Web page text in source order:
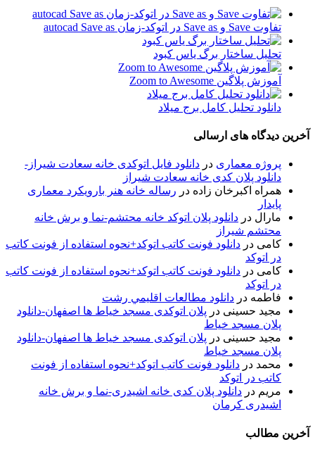
تفاوت Save و Save as در اتوکد-زمان autocad Save as
تحلیل ساختار برگ یاس کبود
آموزش پلاگین Zoom to Awesome
دانلود تحلیل کامل برج میلاد
آخرین دیدگاه های ارسالی
پروژه معماری در دانلود فایل اتوکدی خانه سعادت شیراز-
دانلود پلان کدی خانه سعادت شیراز
همراه اکبرخان زاده در رساله خانه هنر بارویکرد معماری
پایدار
مارال در دانلود پلان اتوکد خانه محتشم-نما و برش خانه
محتشم شیراز
کامی در دانلود فونت کاتب اتوکد+نحوه استفاده از فونت کاتب
در اتوکد
کامی در دانلود فونت کاتب اتوکد+نحوه استفاده از فونت کاتب
در اتوکد
فاطمه در دانلود مطالعات اقليمي رشت
مجید حسینی در پلان اتوکدی مسجد خیاط ها اصفهان-دانلود
پلان مسجد خیاط
مجید حسینی در پلان اتوکدی مسجد خیاط ها اصفهان-دانلود
پلان مسجد خیاط
محمد در دانلود فونت کاتب اتوکد+نحوه استفاده از فونت
کاتب در اتوکد
مریم در دانلود پلان کدی خانه اشیدری-نما و برش خانه
اشیدری کرمان
آخرین مطالب